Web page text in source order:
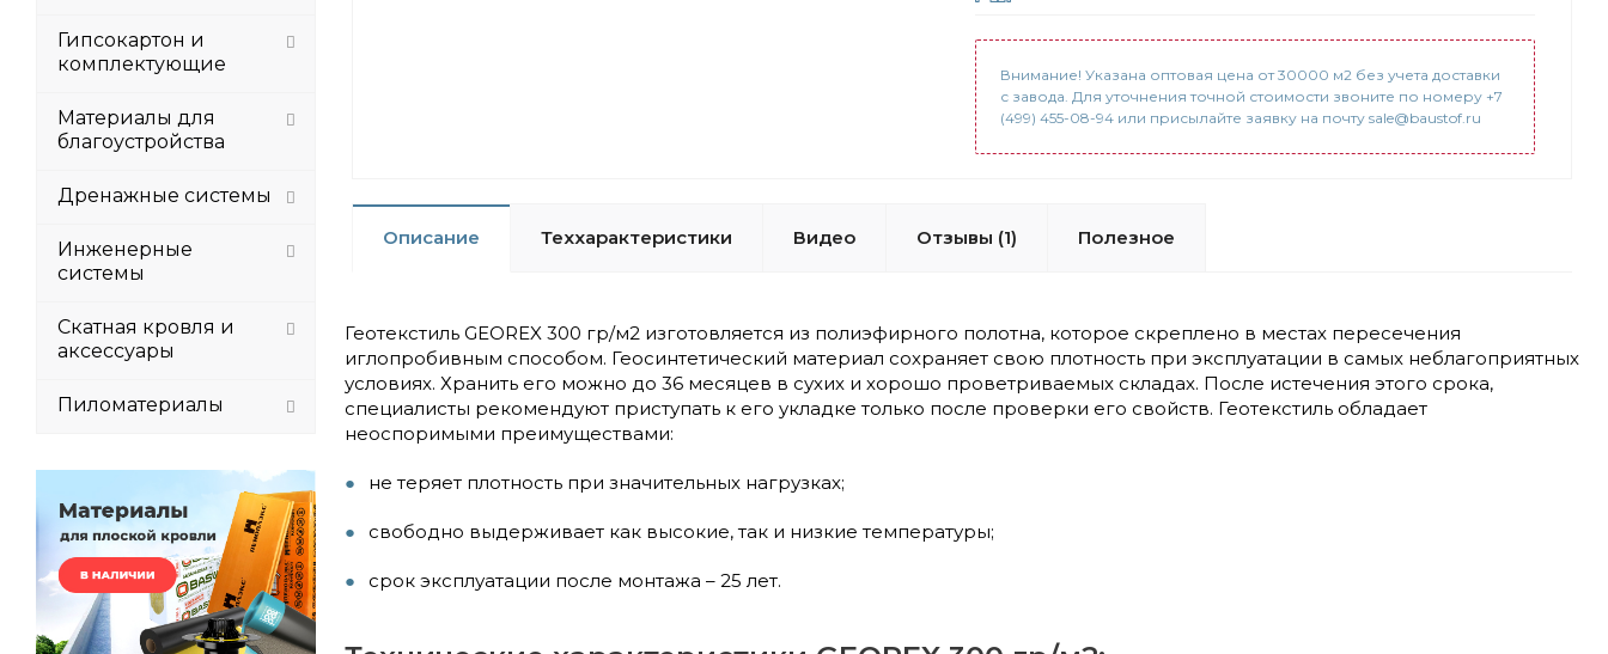
Внимание! Указана оптовая цена от 30000 м2 без учета доставки
с завода. Для уточнения точной стоимости звоните по номеру +7
(499) 455-08-94 или присылайте заявку на почту sale@baustof.ru
Описание Теххарактеристики Видео Отзывы (1) Полезное
Геотекстиль GEOREX 300 гр/м2 изготовляется из полиэфирного полотна, которое скреплено в местах пересечения
иглопробивным способом. Геосинтетический материал сохраняет свою плотность при эксплуатации в самых неблагоприятных
условиях. Хранить его можно до 36 месяцев в сухих и хорошо проветриваемых складах. После истечения этого срока,
специалисты рекомендуют приступать к его укладке только после проверки его свойств. Геотекстиль обладает
неоспоримыми преимуществами:
не теряет плотность при значительных нагрузках;
свободно выдерживает как высокие, так и низкие температуры;
срок эксплуатации после монтажа – 25 лет.
Гипсокартон и
комплектующие
Материалы для
благоустройства
Дренажные системы
Инженерные
системы
Скатная кровля и
аксессуары
Пиломатериалы